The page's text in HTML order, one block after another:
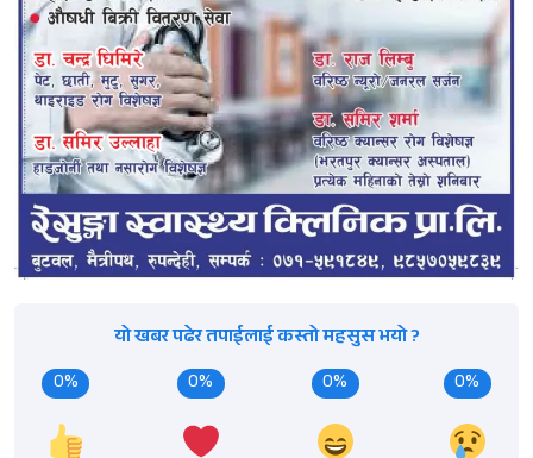
यो खबर पढेर तपाईलाई कस्तो महसुस भयो ?
0%
0% 0% 0%